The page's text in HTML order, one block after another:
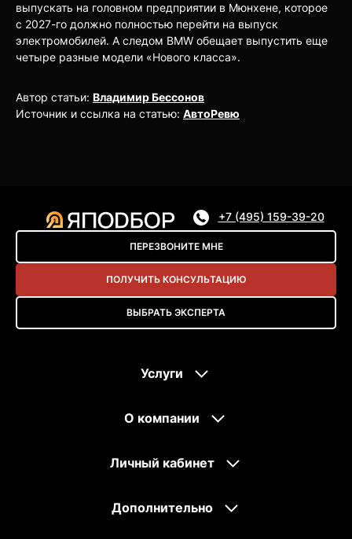
выпускать на головном предприятии в Мюнхене, которое
с 2027-го должно полностью перейти на выпуск
электромобилей. А следом BMW обещает выпустить еще
четыре разные модели «Нового класса».
Автор статьи: Владимир Бессонов
Источник и ссылка на статью: АвтоРевю
+7 (495) 159-39-20
ПЕРЕЗВОНИТЕ МНЕ
ПОЛУЧИТЬ КОНСУЛЬТАЦИЮ
ВЫБРАТЬ ЭКСПЕРТА
Услуги
О компании
Личный кабинет
Дополнительно